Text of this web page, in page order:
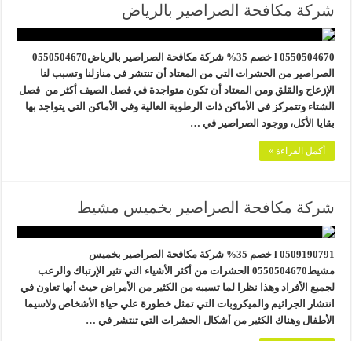
شركة مكافحة الصراصير بالرياض
0550504670 l خصم 35% شركة مكافحة الصراصير بالرياض0550504670
الصراصير من الحشرات التي من المعتاد أن تنتشر في منازلنا وتسبب لنا
الإزعاج والقلق ومن المعتاد أن تكون متواجدة في فصل الصيف أكثر من فصل
الشتاء وتتمركز في الأماكن ذات الرطوبة العالية وفي الأماكن التي يتواجد بها
بقايا الأكل، ووجود الصراصير في …
أكمل القراءة »
شركة مكافحة الصراصير بخميس مشيط
0509190791 l خصم 35% شركة مكافحة الصراصير بخميس
مشيط0550504670 الحشرات من أكثر الأشياء التي تثير الإرتباك والرعب
لجميع الأفراد وهذا نظرا لما تسببه من الكثير من الأمراض حيث أنها تعاون في
انتشار الجراثيم والميكروبات التي تمثل خطورة علي حياة الأشخاص ولاسيما
الأطفال وهناك الكثير من أشكال الحشرات التي تنتشر في …